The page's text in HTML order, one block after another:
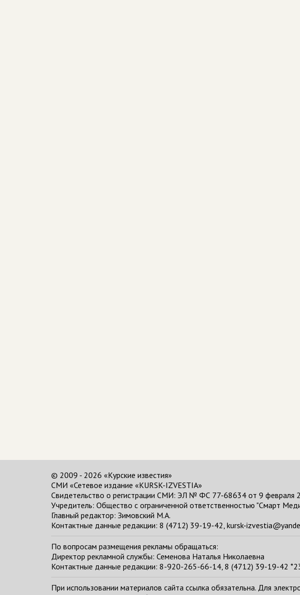
© 2009 - 2026 «Курские известия»
СМИ «Сетевое издание «KURSK-IZVESTIA»
Свидетельство о регистрации СМИ: ЭЛ № ФС 77-68634 от 9 февраля
Учредитель: Общество с ограниченной ответственностью "Смарт
Главный редактор: Зимовский М.А.
Контактные данные редакции: 8 (4712) 39-19-42, kursk-
По вопросам размещения рекламы обращаться:
Директор рекламной службы: Семенова Наталья Николаевна
Контактные данные редакции: 8-920-265-66-14, 8 (4712) 39-19-42
При использовании материалов сайта ссылка обязательна. Для